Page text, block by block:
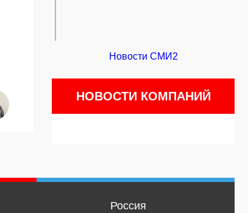
Новости СМИ2
НОВОСТИ КОМПАНИЙ
Россия